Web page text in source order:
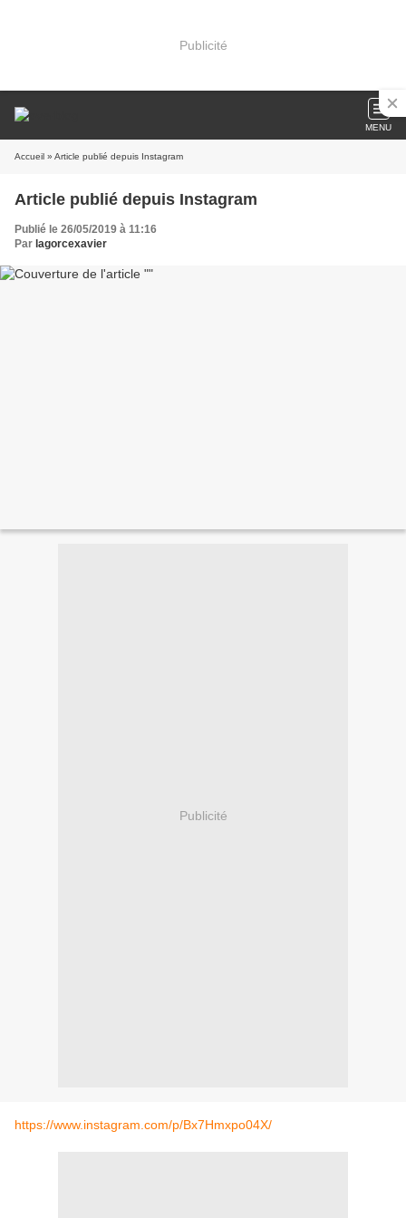
Publicité
MENU
Accueil » Article publié depuis Instagram
Article publié depuis Instagram
Publié le 26/05/2019 à 11:16
Par lagorcexavier
Publicité
https://www.instagram.com/p/Bx7Hmxpo04X/